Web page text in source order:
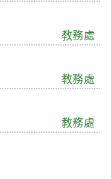
教務處
教務處
教務處